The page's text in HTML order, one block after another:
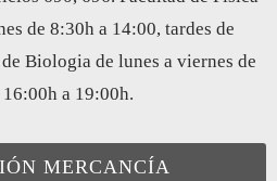
de 8:30h a 14:00, tardes de
Biologia de lunes a viernes de
a 19:00h.
MERCANCÍA